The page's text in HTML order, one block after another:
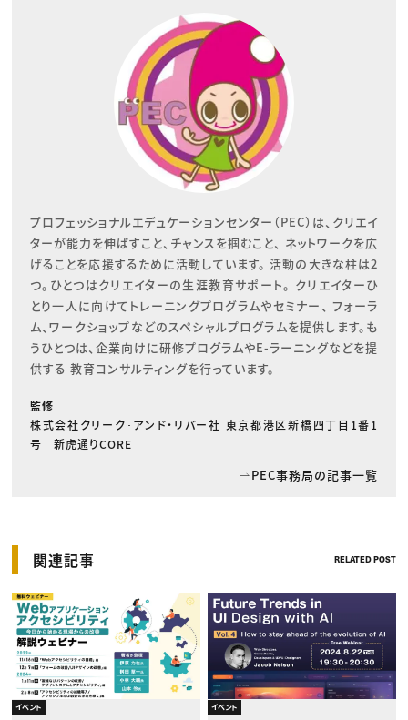
プロフェッショナルエデュケーションセンター（PEC）は、クリエイ
ターが能力を伸ばすこと、チャンスを掴むこと、 ネットワークを広
げることを応援するために活動しています。 活動の大きな柱は2
つ。ひとつはクリエイターの生涯教育サポート。 クリエイターひ
とり一人に向けてトレーニングプログラムやセミナー、 フォーラ
ム、ワークショップなどのスペシャルプログラムを提供します。も
うひとつは、企業向けに研修プログラムやE-ラーニングなどを提
供する 教育コンサルティングを行っています。
監修
株式会社クリーク･アンド・リバー社 東京都港区新橋四丁目1番1
号 新虎通りCORE
PEC事務局の記事一覧
関連記事 RELATED POST
イベント イベント